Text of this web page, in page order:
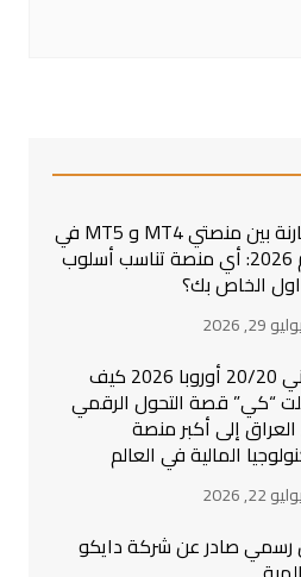
مقارنة بين منصتي MT4 و MT5 في
عام 2026: أي منصة تناسب أسلوب
الخاص بك؟
29, 2026
موني 20/20 أوروبا 2026 كيف
“كي” قصة التحول الرقمي
إلى أكبر منصة
المالية في العالم
22, 2026
رسمي صادر عن شركة دايكو